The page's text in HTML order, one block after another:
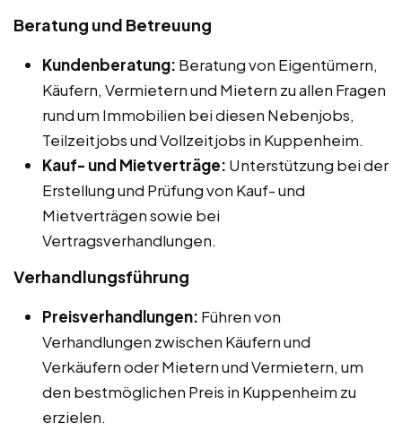
Beratung und Betreuung
Kundenberatung: Beratung von Eigentümern,
Käufern, Vermietern und Mietern zu allen Fragen
rund um Immobilien bei diesen Nebenjobs,
Teilzeitjobs und Vollzeitjobs in Kuppenheim.
Kauf- und Mietverträge: Unterstützung bei der
Erstellung und Prüfung von Kauf- und
Mietverträgen sowie bei
Vertragsverhandlungen.
Verhandlungsführung
Preisverhandlungen: Führen von
Verhandlungen zwischen Käufern und
Verkäufern oder Mietern und Vermietern, um
den bestmöglichen Preis in Kuppenheim zu
erzielen.